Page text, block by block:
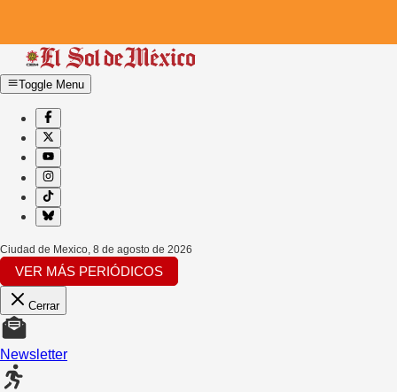
Toggle Menu
Ciudad de Mexico, 8 de agosto de 2026
VER MÁS PERIÓDICOS
Cerrar
Newsletter